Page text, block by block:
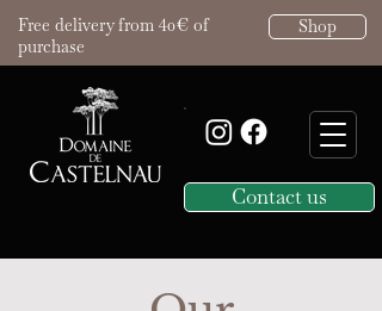
Free delivery from 40€ of
purchase
Shop
Contact us